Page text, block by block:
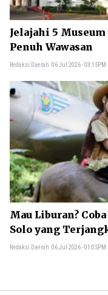
Jelajahi 5
Penuh Wawasan
Redaksi Daerah 06 Jul 2026 - 03:15PM
Mau Liburan?
Solo yang
Redaksi Daerah 06 Jul 2026 - 01:05PM